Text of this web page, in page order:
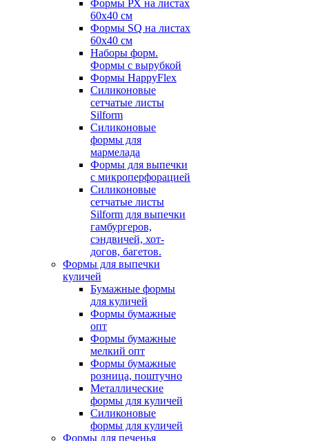
Формы РХ на листах
60х40 см
Формы SQ на листах
60х40 см
Наборы форм.
Формы с вырубкой
Формы HappyFlex
Силиконовые
сетчатые листы
Silform
Силиконовые
формы для
мармелада
Формы для выпечки
с микроперфорацией
Силиконовые
сетчатые листы
Silform для выпечки
гамбургеров,
сэндвичей, хот-
догов, багетов.
Формы для выпечки
куличей
Бумажные формы
для куличей
Формы бумажные
опт
Формы бумажные
мелкий опт
Формы бумажные
розница, поштучно
Металлические
формы для куличей
Силиконовые
формы для куличей
Формы для печенья